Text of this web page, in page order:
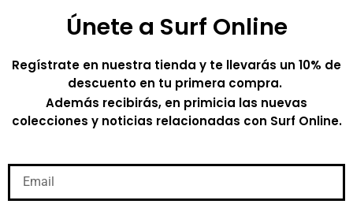
Únete a Surf Online
Regístrate en nuestra tienda y te llevarás un 10% de
descuento en tu primera compra.
Además recibirás, en primicia las nuevas
colecciones y noticias relacionadas con Surf Online.